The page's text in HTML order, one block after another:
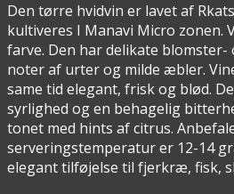
Den tørre hvidvin er lavet af
kultiveres I Manavi Micro zonen.
farve. Den har delikate
noter af urter og milde æbler.
same tid elegant, frisk og blød.
syrlighed og en behagelig
tonet med hints af citrus.
serveringstemperatur er 12-14
elegant tilføjelse til fjerkræ, fisk,